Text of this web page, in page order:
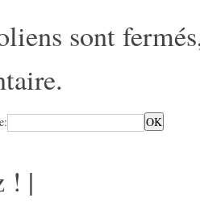
sont
.
! |